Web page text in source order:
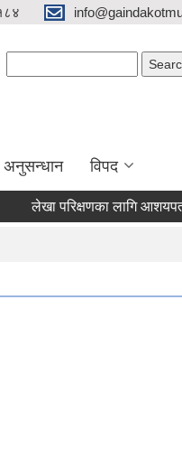
विपद
लेखा परिक्षणका लागि आशयपत्र